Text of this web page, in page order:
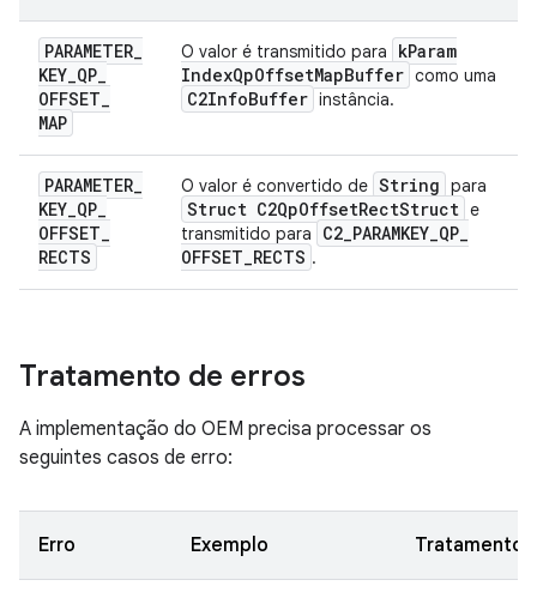
PARAMETER_
KEY_QP_
OFFSET_
MAP
O valor é transmitido para kParam
IndexQpOffsetMapBuffer como uma
C2InfoBuffer instância.
PARAMETER_
KEY_QP_
OFFSET_
RECTS
O valor é convertido de String para
Struct C2QpOffsetRectStruct e
transmitido para
C2_PARAMKEY_QP_
OFFSET_RECTS .
Tratamento de erros
A implementação do OEM precisa processar os
seguintes casos de erro:
Erro Exemplo Tratamento